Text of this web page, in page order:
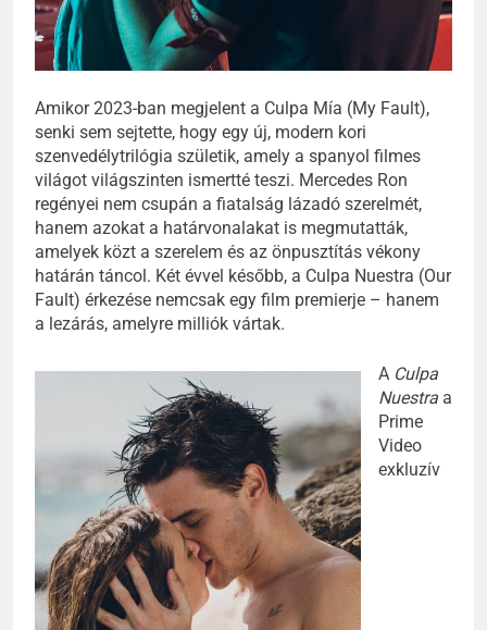
Amikor 2023-ban megjelent a Culpa Mía (My Fault),
senki sem sejtette, hogy egy új, modern kori
szenvedélytrilógia születik, amely a spanyol filmes
világot világszinten ismertté teszi. Mercedes Ron
regényei nem csupán a fiatalság lázadó szerelmét,
hanem azokat a határvonalakat is megmutatták,
amelyek közt a szerelem és az önpusztítás vékony
határán táncol. Két évvel később, a Culpa Nuestra (Our
Fault) érkezése nemcsak egy film premierje – hanem
a lezárás, amelyre milliók vártak.
A Culpa
Nuestra a
Prime
Video
exkluzív